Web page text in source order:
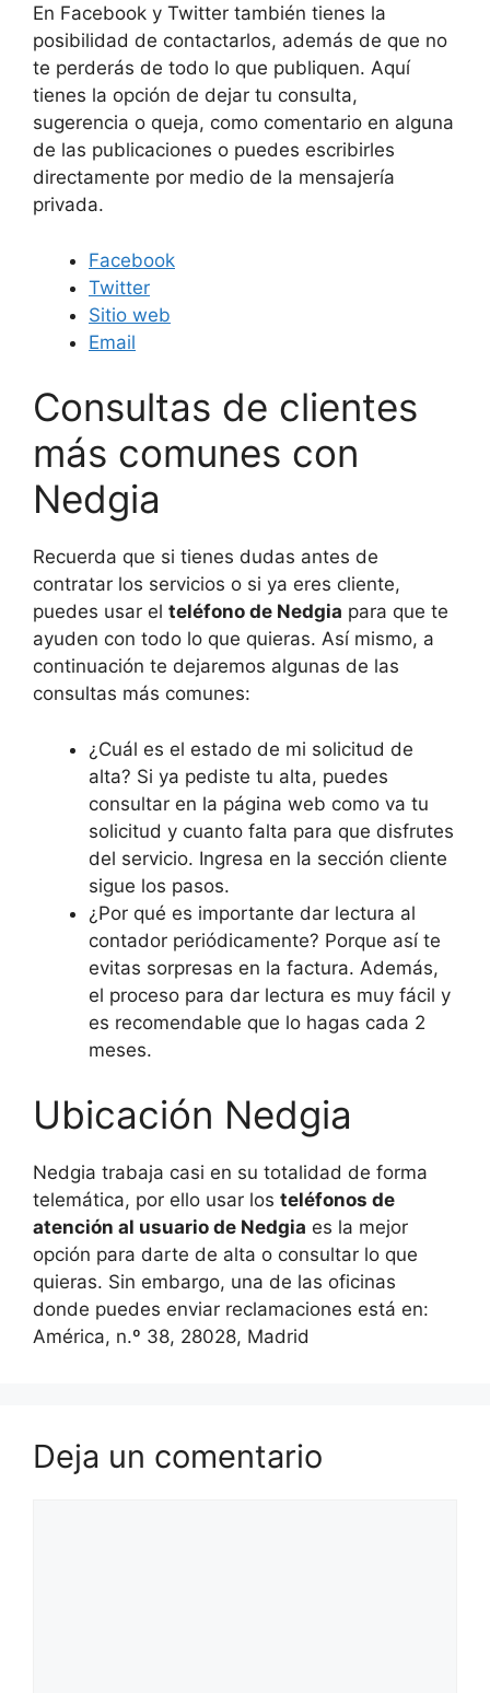
En Facebook y Twitter también tienes la
posibilidad de contactarlos, además de que no
te perderás de todo lo que publiquen. Aquí
tienes la opción de dejar tu consulta,
sugerencia o queja, como comentario en alguna
de las publicaciones o puedes escribirles
directamente por medio de la mensajería
privada.
Facebook
Twitter
Sitio web
Email
Consultas de clientes
más comunes con
Nedgia
Recuerda que si tienes dudas antes de
contratar los servicios o si ya eres cliente,
puedes usar el teléfono de Nedgia para que te
ayuden con todo lo que quieras. Así mismo, a
continuación te dejaremos algunas de las
consultas más comunes:
¿Cuál es el estado de mi solicitud de
alta? Si ya pediste tu alta, puedes
consultar en la página web como va tu
solicitud y cuanto falta para que disfrutes
del servicio. Ingresa en la sección cliente
sigue los pasos.
¿Por qué es importante dar lectura al
contador periódicamente? Porque así te
evitas sorpresas en la factura. Además,
el proceso para dar lectura es muy fácil y
es recomendable que lo hagas cada 2
meses.
Ubicación Nedgia
Nedgia trabaja casi en su totalidad de forma
telemática, por ello usar los teléfonos de
atención al usuario de Nedgia es la mejor
opción para darte de alta o consultar lo que
quieras. Sin embargo, una de las oficinas
donde puedes enviar reclamaciones está en:
América, n.º 38, 28028, Madrid
Deja un comentario